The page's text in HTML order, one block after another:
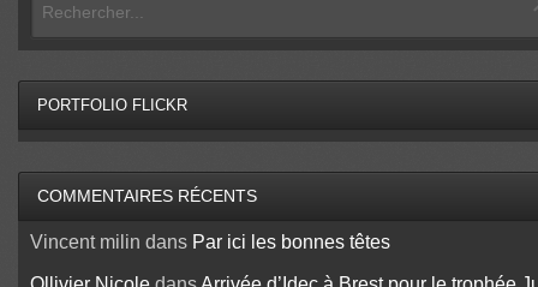
PORTFOLIO FLICKR
COMMENTAIRES RÉCENTS
Vincent milin dans Par ici les bonnes têtes